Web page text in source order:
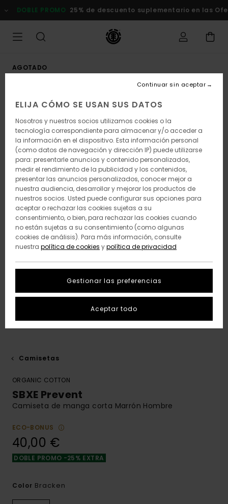
la
DOBLE PROMO 25% de descuento suplementario en las
AGOTADO
Camisetas
ORGANIC COTTON
SBXE Prevent
Camiseta de manga corta Marrón Hombre
ECO-BONUS
40,00 €
DOBLE PROMO -25% EXTRA
Color Bracken
ELIJA CÓMO SE USAN SUS DATOS
Nosotros y nuestros socios utilizamos cookies o la
tecnología correspondiente para almacenar y/o acceder a
la información en el dispositivo. Esta información personal
(como datos de navegación y dirección IP) puede utilizarse
para: presentarle anuncios y contenido personalizados,
medir el rendimiento de la publicidad y los contenidos,
presentar las anuncios personalizados, conocer mejor a
nuestra audiencia, desarrollar y mejorar los productos de
nuestros socios. Usted puede configurar sus opciones para
aceptar o rechazar las cookies sujetas a su
consentimiento, o bien, para rechazar las cookies cuando
no están sujetas a su consentimiento (como algunas
cookies de análisis). Para más información, consulte
nuestra política de cookies ypolítica de privacidad
Gestionar las preferencias
Continuar sin aceptar
Aceptar todo